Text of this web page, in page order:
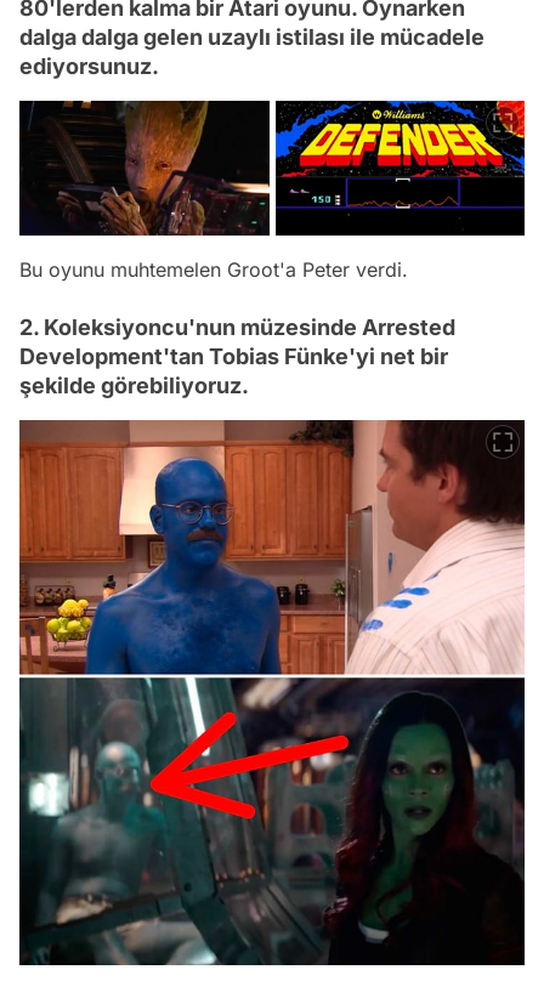
80'lerden kalma bir Atari oyunu. Oynarken
dalga dalga gelen uzaylı istilası ile mücadele
ediyorsunuz.
Bu oyunu muhtemelen Groot'a Peter verdi.
2. Koleksiyoncu'nun müzesinde Arrested
Development'tan Tobias Fünke'yi net bir
şekilde görebiliyoruz.